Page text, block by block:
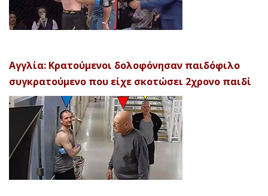
Αγγλία: Κρατούμενοι δολοφόνησαν παιδόφιλο
συγκρατούμενο που είχε σκοτώσει 2χρονο παιδί